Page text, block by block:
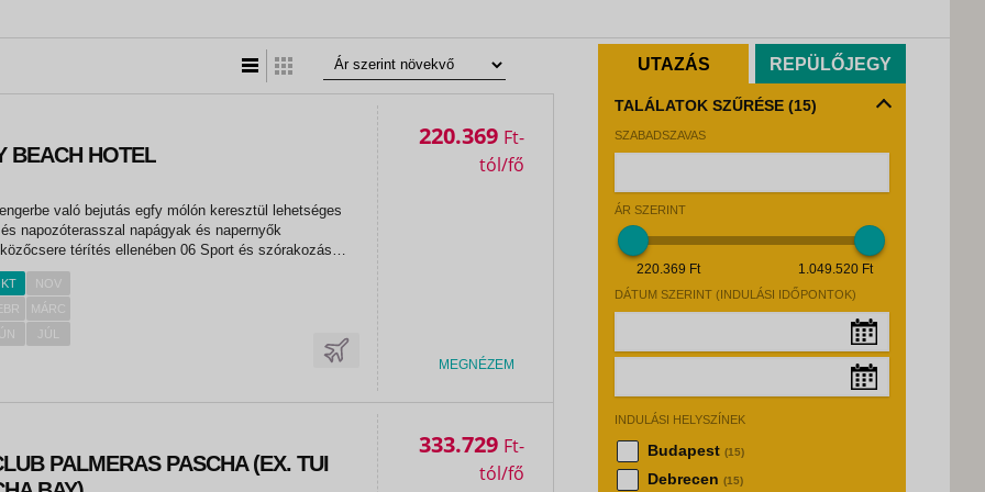
UTAZÁS REPÜLŐJEGY
TALÁLATOK SZŰRÉSE (15)
SZABADSZAVAS
ÁR SZERINT
220.369 Ft 1.049.520 Ft
DÁTUM SZERINT (INDULÁSI IDŐPONTOK)
Hé
Ke Sz Cs
27
30
«
Hé
Ke Sz Cs
INDULÁSI HELYSZÍNEK
Budapest (15)
Debrecen (15)
BEACH HOTEL
való bejutás egfy mólón keresztül lehetséges
napozóterasszal napágyak és napernyők
térítés ellenében 06 Sport és szórakozás
programok esti programok fitneszterem szauna
térítés...
NOV
MÁRC
JÚL
220.369 Ft
MEGNÉZEM
PALMERAS PASCHA (EX. TUI
333.729 Ft